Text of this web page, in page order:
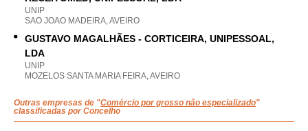
UNIP
SAO JOAO MADEIRA, AVEIRO
GUSTAVO MAGALHÃES - CORTICEIRA, UNIPESSOAL,
LDA
UNIP
MOZELOS SANTA MARIA FEIRA, AVEIRO
Outras empresas de "Comércio por grosso não especializado"
classificadas por Concelho